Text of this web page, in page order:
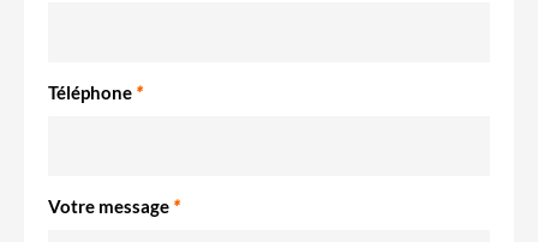
Téléphone *
Votre message *